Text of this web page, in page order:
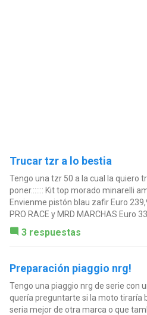
Trucar tzr a lo bestia
Tengo una tzr 50 a la cual la quiero
poner.:::::: Kit top morado minarelli
Envienme pistón blau zafir Euro
PRO RACE y MRD MARCHAS Euro
3 respuestas
Preparación piaggio nrg!
Tengo una piaggio nrg de serie con
quería preguntarte si la moto tiraría
seria mejor de otra marca o que